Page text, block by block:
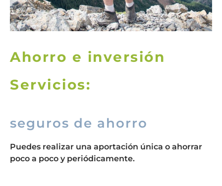
Ahorro e inversión
Servicios:
seguros de ahorro
Puedes realizar una aportación única o ahorrar
poco a poco y periódicamente.